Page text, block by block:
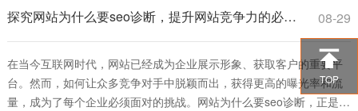

TOP
念及其在推广中的重要性。 首先，我们来了解什么是亚马逊SEO。
SEO（Search Engine Optimization）即搜索引擎优化，是一种通过
探究网站为什么要seo诊断，提升网站竞争力的必由之路 08-29
在当今互联网时代，网站已经成为企业展示形象、获取客户的重要平
台。然而，如何让众多竞争对手中脱颖而出，获得更高的曝光率和流
量，成为了每个企业必须面对的挑战。网站为什么要seo诊断，正是为